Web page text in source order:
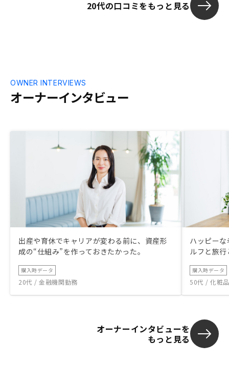
20代の口コミをもっと見る
オーナーインタビュー
OWNER INTERVIEWS
出産や育休でキャリアが変わる前に、資産形
成の“仕組み”を作っておきたかった。
購入時データ
20代 / 金融機関勤務
ハッピー
ルフと旅
購入時データ
50代 / 化粧
オーナーインタビューを
もっと見る